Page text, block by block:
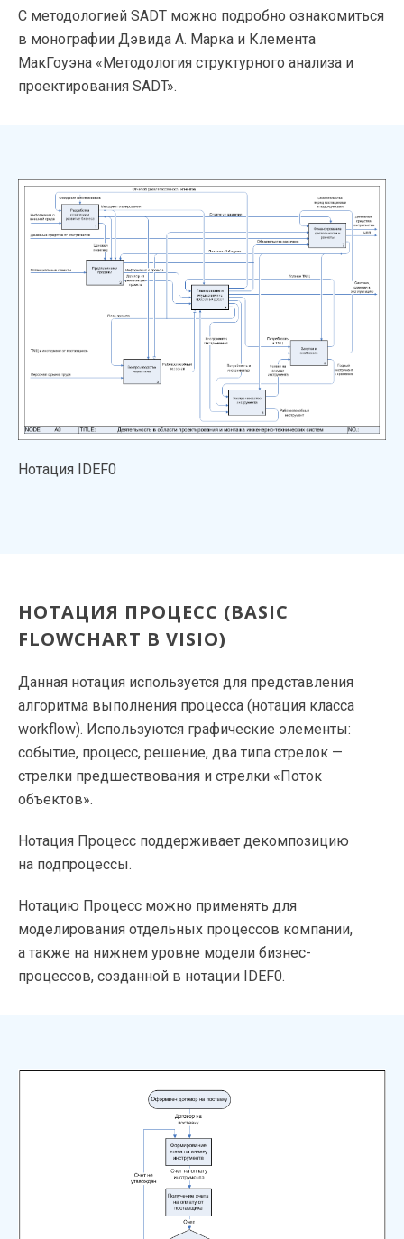
С методологией SADT можно подробно ознакомиться
в монографии Дэвида А. Марка и Клемента
МакГоуэна «Методология структурного анализа и
проектирования SADT».
Нотация IDEF0
НОТАЦИЯ ПРОЦЕСС (BASIC
FLOWCHART В VISIO)
Данная нотация используется для представления
алгоритма выполнения процесса (нотация класса
workflow). Используются графические элементы:
событие, процесс, решение, два типа стрелок —
стрелки предшествования и стрелки «Поток
объектов».
Нотация Процесс поддерживает декомпозицию
на подпроцессы.
Нотацию Процесс можно применять для
моделирования отдельных процессов компании,
а также на нижнем уровне модели бизнес-
процессов, созданной в нотации IDEF0.